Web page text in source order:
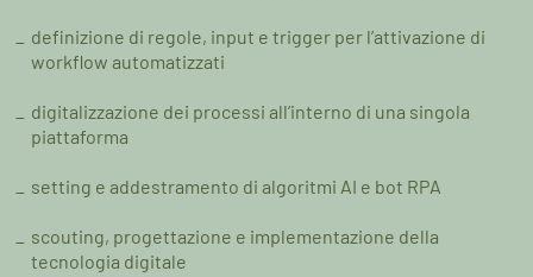
definizione di regole, input e trigger per l’attivazione di
workflow automatizzati
digitalizzazione dei processi all’interno di una singola
piattaforma
setting e addestramento di algoritmi AI e bot RPA
scouting, progettazione e implementazione della
tecnologia digitale